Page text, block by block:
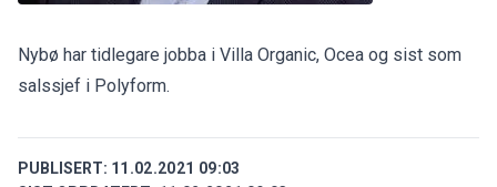
Nybø har tidlegare jobba i Villa Organic, Ocea og sist som
salssjef i Polyform.
PUBLISERT: 11.02.2021 09:03